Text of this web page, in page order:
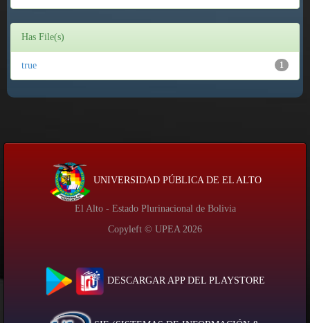
Has File(s)
1
true
UNIVERSIDAD PÚBLICA DE EL ALTO
El Alto - Estado Plurinacional de Bolivia
Copyleft © UPEA 2026
DESCARGAR APP DEL PLAYSTORE